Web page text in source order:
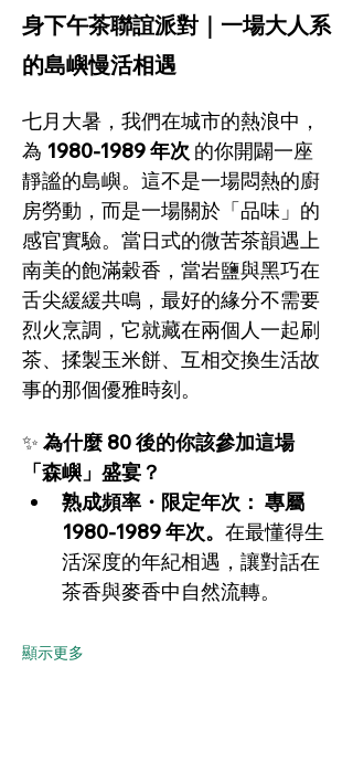
身下午茶聯誼派對｜一場大人系
的島嶼慢活相遇
七月大暑，我們在城市的熱浪中，
為 1980-1989 年次 的你開闢一座
靜謐的島嶼。這不是一場悶熱的廚
房勞動，而是一場關於「品味」的
感官實驗。當日式的微苦茶韻遇上
南美的飽滿穀香，當岩鹽與黑巧在
舌尖緩緩共鳴，最好的緣分不需要
烈火烹調，它就藏在兩個人一起刷
茶、揉製玉米餅、互相交換生活故
事的那個優雅時刻。
✨ 為什麼 80 後的你該參加這場
「森嶼」盛宴？
熟成頻率・限定年次： 專屬
1980-1989 年次。 在最懂得生
活深度的年紀相遇，讓對話在
茶香與麥香中自然流轉。
顯示更多